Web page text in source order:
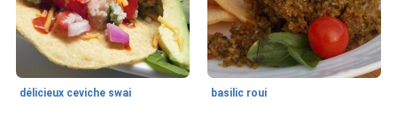
délicieux ceviche swai basilic roui